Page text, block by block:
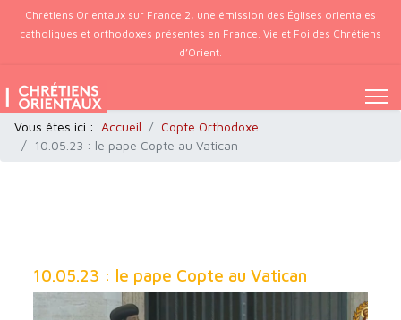
Chrétiens Orientaux sur France 2, une émission des Églises orientales
catholiques et orthodoxes présentes en France. Vie et Foi des Chrétiens
d’Orient.
Vous êtes ici : Accueil
Copte Orthodoxe
10.05.23 : le pape Copte au Vatican
10.05.23 : le pape Copte au Vatican